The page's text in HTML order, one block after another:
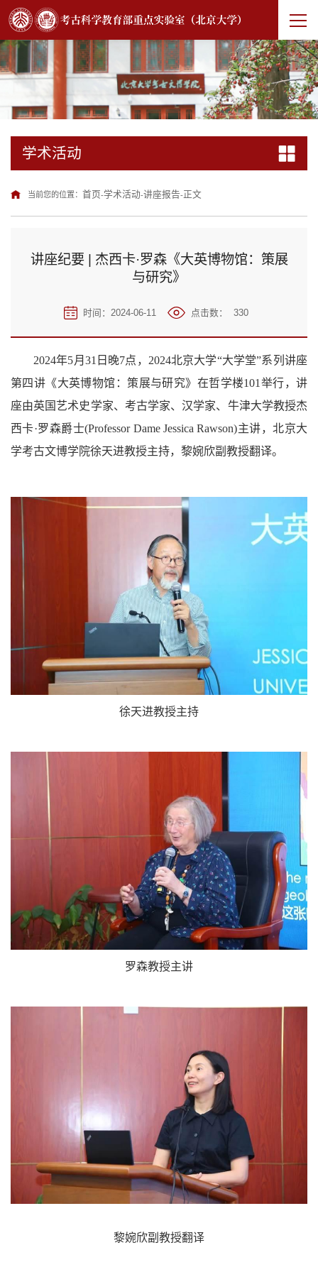
学术活动
当前您的位置： 首页-学术活动-讲座报告-正文
讲座纪要 | 杰西卡·罗森《大英博物馆：策展
与研究》
时间：2024-06-11 点击数： 330
2024年5月31日晚7点，2024北京大学“大学堂”系列讲座
第四讲《大英博物馆：策展与研究》在哲学楼101举行，讲
座由英国艺术史学家、考古学家、汉学家、牛津大学教授杰
西卡·罗森爵士(Professor Dame Jessica Rawson)主讲，北京大
学考古文博学院徐天进教授主持，黎婉欣副教授翻译。
徐天进教授主持
罗森教授主讲
黎婉欣副教授翻译